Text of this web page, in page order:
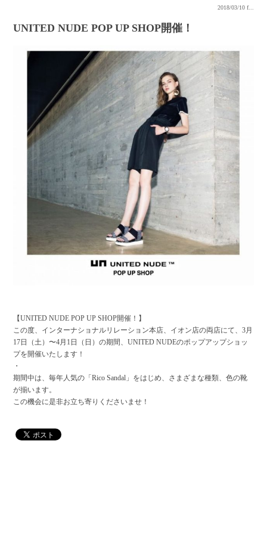
2018/03/10 f...
UNITED NUDE POP UP SHOP開催！
【UNITED NUDE POP UP SHOP開催！】
この度、インターナショナルリレーション本店、イオン店の両店にて、3月
17日（土）〜4月1日（日）の期間、UNITED NUDEのポップアップショッ
プを開催いたします！
・
期間中は、毎年人気の「Rico Sandal」をはじめ、さまざまな種類、色の靴
が揃います。
この機会に是非お立ち寄りくださいませ！